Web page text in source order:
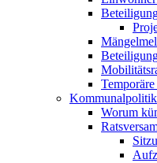
Kommunalpolitik
Worum